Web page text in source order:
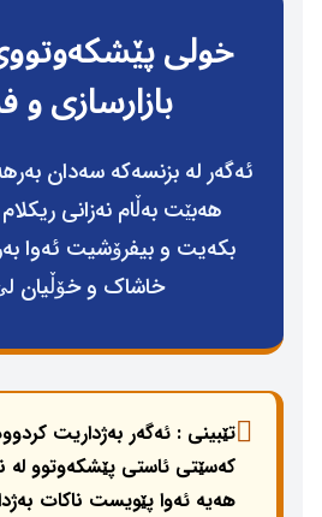
خولی
بازارسازی
ئەگەر لە بزنسەكە سەدان
هەبێت بەڵام نەزانی
بكەیت و بیفرۆشیت ئەوا
خاشاك و خۆڵیان
تێبینی : ئەگەر بەژداریت
كەسێتی ئاستی پێشكەوتوو لە
هەیە ئەوا پێویست ناكات